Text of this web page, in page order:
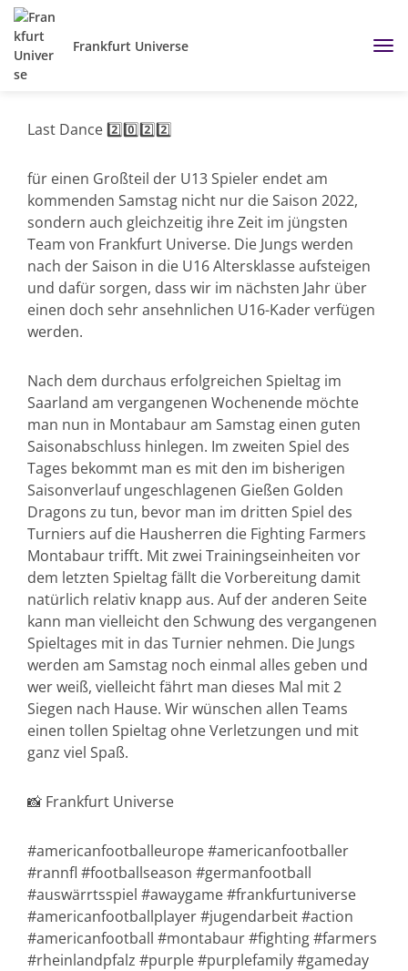
Frankfurt Universe
Last Dance 2️⃣0️⃣2️⃣2️⃣
für einen Großteil der U13 Spieler endet am
kommenden Samstag nicht nur die Saison 2022,
sondern auch gleichzeitig ihre Zeit im jüngsten
Team von Frankfurt Universe. Die Jungs werden
nach der Saison in die U16 Altersklasse aufsteigen
und dafür sorgen, dass wir im nächsten Jahr über
einen doch sehr ansehnlichen U16-Kader verfügen
werden.
Nach dem durchaus erfolgreichen Spieltag im
Saarland am vergangenen Wochenende möchte
man nun in Montabaur am Samstag einen guten
Saisonabschluss hinlegen. Im zweiten Spiel des
Tages bekommt man es mit den im bisherigen
Saisonverlauf ungeschlagenen Gießen Golden
Dragons zu tun, bevor man im dritten Spiel des
Turniers auf die Hausherren die Fighting Farmers
Montabaur trifft. Mit zwei Trainingseinheiten vor
dem letzten Spieltag fällt die Vorbereitung damit
natürlich relativ knapp aus. Auf der anderen Seite
kann man vielleicht den Schwung des vergangenen
Spieltages mit in das Turnier nehmen. Die Jungs
werden am Samstag noch einmal alles geben und
wer weiß, vielleicht fährt man dieses Mal mit 2
Siegen nach Hause. Wir wünschen allen Teams
einen tollen Spieltag ohne Verletzungen und mit
ganz viel Spaß.
📸 Frankfurt Universe
#americanfootballeurope #americanfootballer
#rannfl #footballseason #germanfootball
#auswärrtsspiel #awaygame #frankfurtuniverse
#americanfootballplayer #jugendarbeit #action
#americanfootball #montabaur #fighting #farmers
#rheinlandpfalz #purple #purplefamily #gameday